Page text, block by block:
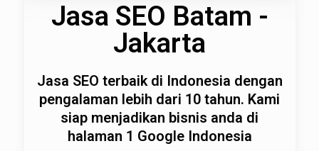
Jasa SEO Batam -
Jakarta
Jasa SEO terbaik di Indonesia dengan
pengalaman lebih dari 10 tahun. Kami
siap menjadikan bisnis anda di
halaman 1 Google Indonesia